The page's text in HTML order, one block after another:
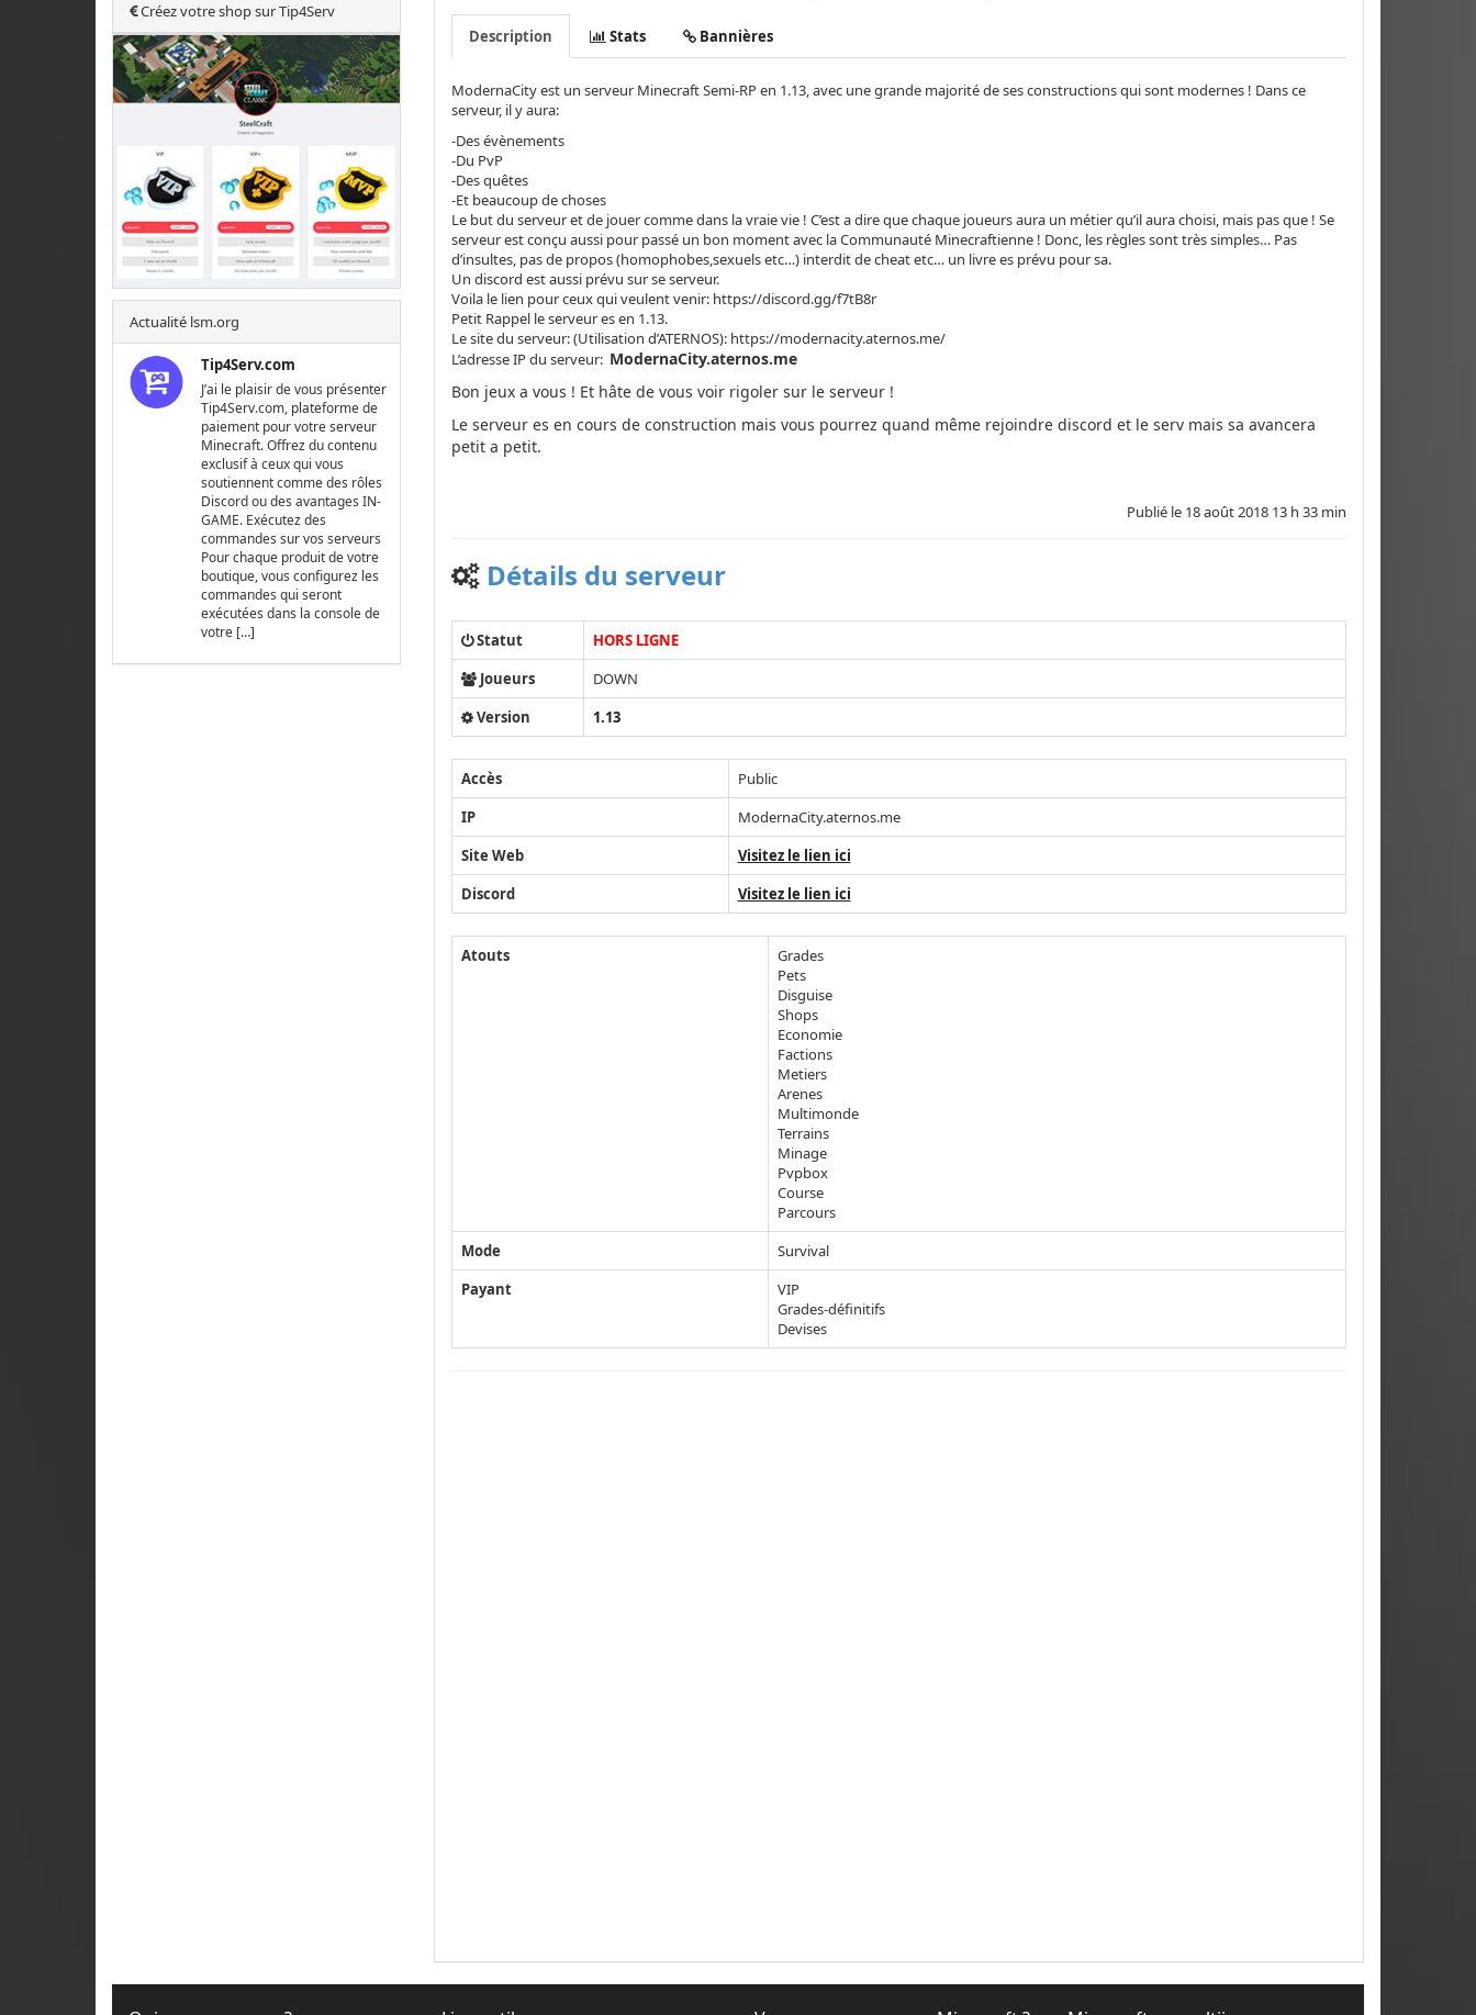
Créez votre shop sur Tip4Serv
Actualité lsm.org
Tip4Serv.com
J’ai le plaisir de vous présenter
Tip4Serv.com, plateforme de
paiement pour votre serveur
Minecraft. Offrez du contenu
exclusif à ceux qui vous
soutiennent comme des rôles
Discord ou des avantages IN-
GAME. Exécutez des
commandes sur vos serveurs
Pour chaque produit de votre
boutique, vous configurez les
commandes qui seront
exécutées dans la console de
votre […]
Description Stats Bannières
ModernaCity est un serveur Minecraft Semi-RP en 1.13, avec une grande majorité de ses constructions qui sont modernes ! Dans ce
serveur, il y aura:
-Des évènements
-Du PvP
-Des quêtes
-Et beaucoup de choses
Le but du serveur et de jouer comme dans la vraie vie ! C’est a dire que chaque joueurs aura un métier qu’il aura choisi, mais pas que ! Se
serveur est conçu aussi pour passé un bon moment avec la Communauté Minecraftienne ! Donc, les règles sont très simples… Pas
d’insultes, pas de propos (homophobes,sexuels etc…) interdit de cheat etc… un livre es prévu pour sa.
Un discord est aussi prévu sur se serveur.
Voila le lien pour ceux qui veulent venir: https://discord.gg/f7tB8r
Petit Rappel le serveur es en 1.13.
Le site du serveur: (Utilisation d’ATERNOS): https://modernacity.aternos.me/
L’adresse IP du serveur: ModernaCity.aternos.me
Bon jeux a vous ! Et hâte de vous voir rigoler sur le serveur !
Le serveur es en cours de construction mais vous pourrez quand même rejoindre discord et le serv mais sa avancera
petit a petit.
Publié le 18 août 2018 13 h 33 min
Détails du serveur
Statut
HORS LIGNE
Joueurs
DOWN
Version
1.13
Accès
Public
IP
ModernaCity.aternos.me
Site Web
Visitez le lien ici
Discord
Visitez le lien ici
Atouts
Grades
Pets
Disguise
Shops
Economie
Factions
Metiers
Arenes
Multimonde
Terrains
Minage
Pvpbox
Course
Parcours
Mode
Survival
Payant
VIP
Grades-définitifs
Devises